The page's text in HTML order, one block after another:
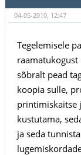
04-05-2010, 12:47
Tegelemisele
raamatukogust
sõbralt pead
koopia sulle,
printimiskaitse
kustutama,
ja seda